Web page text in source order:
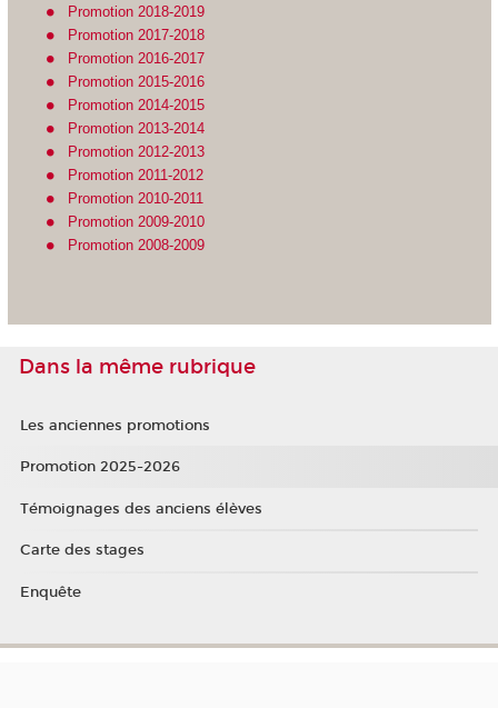
Promotion 2018-2019
Promotion 2017-2018
Promotion 2016-2017
Promotion 2015-2016
Promotion 2014-2015
Promotion 2013-2014
Promotion 2012-2013
Promotion 2011-2012
Promotion 2010-2011
Promotion 2009-2010
Promotion 2008-2009
Dans la même rubrique
Les anciennes promotions
Promotion 2025-2026
Témoignages des anciens élèves
Carte des stages
Enquête